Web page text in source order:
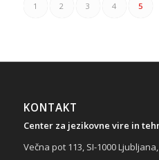
1 2 3 4 5
KONTAKT
Center za jezikovne vire in
Večna pot 113, SI-1000